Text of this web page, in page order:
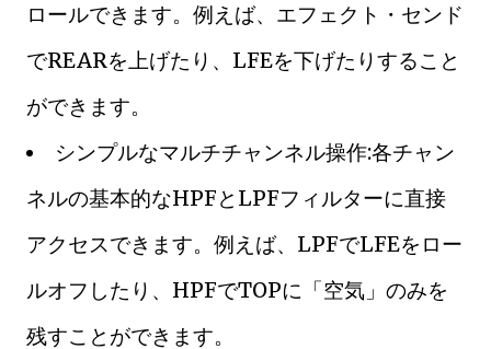
ロールできます。例えば、エフェクト・センド
でREARを上げたり、LFEを下げたりすること
ができます。
シンプルなマルチチャンネル操作:各チャン
ネルの基本的なHPFとLPFフィルターに直接
アクセスできます。例えば、LPFでLFEをロー
ルオフしたり、HPFでTOPに「空気」のみを
残すことができます。